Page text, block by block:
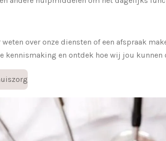
over onze diensten of een afspraak
kennismaking en ontdek hoe wij jou